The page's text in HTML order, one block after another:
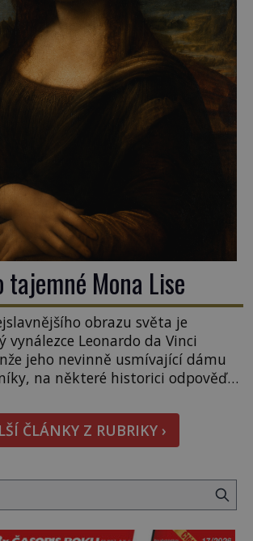
tajemné Mona Lise
obrazu světa je
Leonardo da Vinci
jeho nevinně usmívající dámu
na některé historici odpověď
Samotný císař Napoleon
má pro malbu slabost, a
první konzul přemístí do své
ČLÁNKY Z RUBRIKY ›